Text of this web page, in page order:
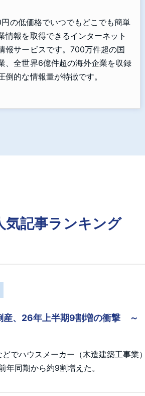
円の低価格でいつでもどこでも簡単
情報を取得できるインターネット
報サービスです。700万件超の国
、全世界6億件超の海外企業を収録
倒的な情報量が特徴です。
気記事ランキング
産、26年上半期9割増の衝撃 ～
でハウスメーカー（木造建築工事
年同期から約9割増えた。